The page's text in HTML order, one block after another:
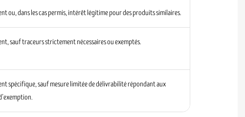
ou, dans les cas permis, intérêt légitime pour des produits similaires.
sauf traceurs strictement nécessaires ou exemptés.
spécifique, sauf mesure limitée de délivrabilité répondant aux